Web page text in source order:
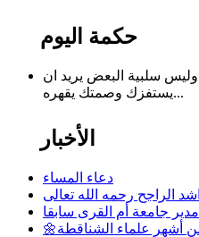
حكمة اليوم
سلبية البعض يريد ان
يستفزك وصمتك يقهره...
الأخبار
دعاء المساء
الراجح رحمه الله تعالى
جامعة أم القرى سابقا